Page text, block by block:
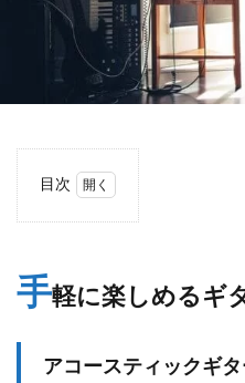
目次
しめ
るギ
しみ
手軽に楽しめるギ
アコースティックギタ